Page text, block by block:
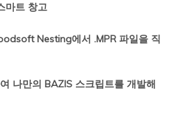
마트 창고
Nesting에서 .MPR 파일을 직
나만의 BAZIS 스크립트를 개발해